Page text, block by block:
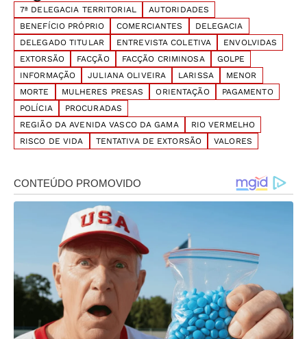
7ª DELEGACIA TERRITORIAL
AUTORIDADES
BENEFÍCIO PRÓPRIO
COMERCIANTES
DELEGACIA
DELEGADO TITULAR
ENTREVISTA COLETIVA
ENVOLVIDAS
EXTORSÃO
FACÇÃO FACÇÃO CRIMINOSA
GOLPE
INFORMAÇÃO
JULIANA OLIVEIRA LARISSA
MENOR
MORTE
MULHERES PRESAS ORIENTAÇÃO
PAGAMENTO
POLÍCIA
PROCURADAS
REGIÃO DA AVENIDA VASCO DA GAMA
RIO VERMELHO
RISCO DE VIDA
TENTATIVA DE EXTORSÃO VALORES